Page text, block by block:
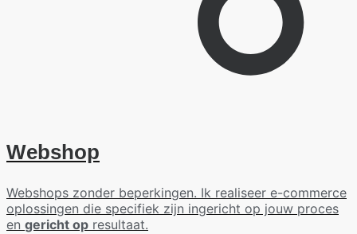
Webshop
Webshops zonder beperkingen. Ik realiseer e-commerce
oplossingen die specifiek zijn ingericht op jouw proces
en gericht op resultaat.